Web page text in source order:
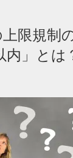
限規制
内」とは